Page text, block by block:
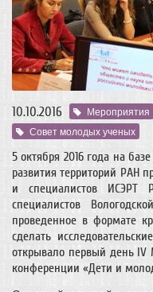
10.10.2016 Мероприятия
Совет молодых ученых
5 октября 2016 года на
развития территорий РАН
и специалистов
специалистов
проведенное в формате
сделать
открывало первый день IV
конференции «Дети и